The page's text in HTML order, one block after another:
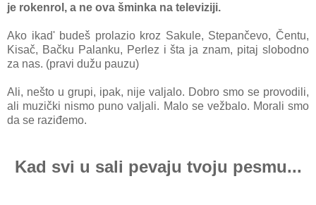
je rokenrol, a ne ova šminka na televiziji.
Ako ikad' budeš prolazio kroz Sakule, Stepančevo, Čentu,
Kisač, Bačku Palanku, Perlez i šta ja znam, pitaj slobodno
za nas. (pravi dužu pauzu)
Ali, nešto u grupi, ipak, nije valjalo. Dobro smo se provodili,
ali muzički nismo puno valjali. Malo se vežbalo. Morali smo
da se raziđemo.
Kad svi u sali pevaju tvoju pesmu...